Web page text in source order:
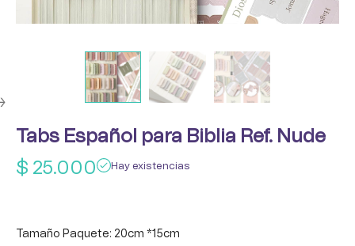
Tabs Español para Biblia Ref. Nude
$ 25.000 Hay existencias
Tamaño Paquete: 20cm *15cm